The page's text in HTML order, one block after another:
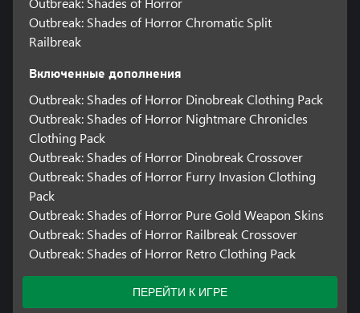
Outbreak: Shades of Horror Chromatic Split
Railbreak
Включенные дополнения
Outbreak: Shades of Horror Dinobreak Clothing Pack
Outbreak: Shades of Horror Nightmare Chronicles
Clothing Pack
Outbreak: Shades of Horror Dinobreak Crossover
Outbreak: Shades of Horror Furry Invasion Clothing
Pack
Outbreak: Shades of Horror Pure Gold Weapon Skins
Outbreak: Shades of Horror Railbreak Crossover
Outbreak: Shades of Horror Retro Clothing Pack
ПЕРЕЙТИ К ИГРЕ